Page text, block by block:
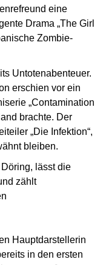
eine
Drama „The Girl
Zombie-
Untotenabenteuer.
erschien vor ein
„Contamination
brachte. Der
„Die Infektion“,
bleiben.
lässt die
zählt
Hauptdarstellerin
in den ersten